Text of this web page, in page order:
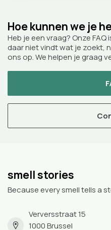
Hoe kunnen we je
Heb je een vraag? Onze
daar niet vindt wat je zoekt,
ons op. We helpen je graag
smell stories
Because every smell tells a
Verversstraat 15
1000 Brussel